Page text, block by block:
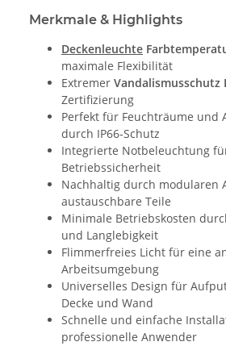
Merkmale & Highlights
Deckenleuchte
maximale Flexibilität
Extremer Vandalismusschutz
Zertifizierung
Perfekt für Feuchträume und
durch IP66-Schutz
Integrierte Notbeleuchtung
Betriebssicherheit
Nachhaltig durch modularen
austauschbare Teile
Minimale Betriebskosten
und Langlebigkeit
Flimmerfreies Licht für eine
Arbeitsumgebung
Universelles Design für
Decke und Wand
Schnelle und einfache
professionelle Anwender